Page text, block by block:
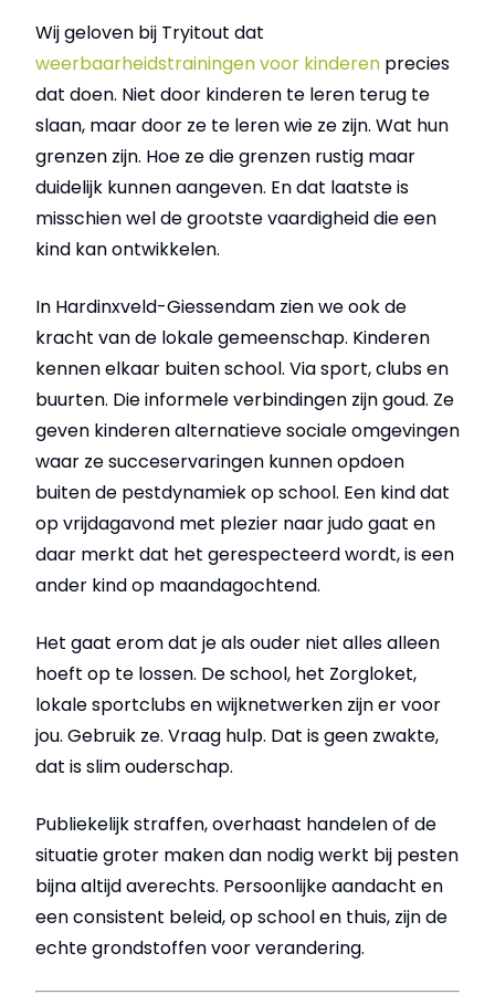
Wij geloven bij Tryitout dat
weerbaarheidstrainingen voor kinderen precies
dat doen. Niet door kinderen te leren terug te
slaan, maar door ze te leren wie ze zijn. Wat hun
grenzen zijn. Hoe ze die grenzen rustig maar
duidelijk kunnen aangeven. En dat laatste is
misschien wel de grootste vaardigheid die een
kind kan ontwikkelen.
In Hardinxveld-Giessendam zien we ook de
kracht van de lokale gemeenschap. Kinderen
kennen elkaar buiten school. Via sport, clubs en
buurten. Die informele verbindingen zijn goud. Ze
geven kinderen alternatieve sociale omgevingen
waar ze succeservaringen kunnen opdoen
buiten de pestdynamiek op school. Een kind dat
op vrijdagavond met plezier naar judo gaat en
daar merkt dat het gerespecteerd wordt, is een
ander kind op maandagochtend.
Het gaat erom dat je als ouder niet alles alleen
hoeft op te lossen. De school, het Zorgloket,
lokale sportclubs en wijknetwerken zijn er voor
jou. Gebruik ze. Vraag hulp. Dat is geen zwakte,
dat is slim ouderschap.
Publiekelijk straffen, overhaast handelen of de
situatie groter maken dan nodig werkt bij pesten
bijna altijd averechts. Persoonlijke aandacht en
een consistent beleid, op school en thuis, zijn de
echte grondstoffen voor verandering.